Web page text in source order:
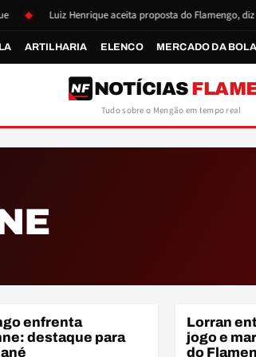
Luiz Henrique aceita proposta do Flamengo, diz
ARTILHARIA ELENCO MERCADO DA BOLA
NF NOTÍCIAS
Tudo sobre o Mengão em tempo real
enfrenta
destaque para
AMISTOSOS
Lorran
jogo e
do